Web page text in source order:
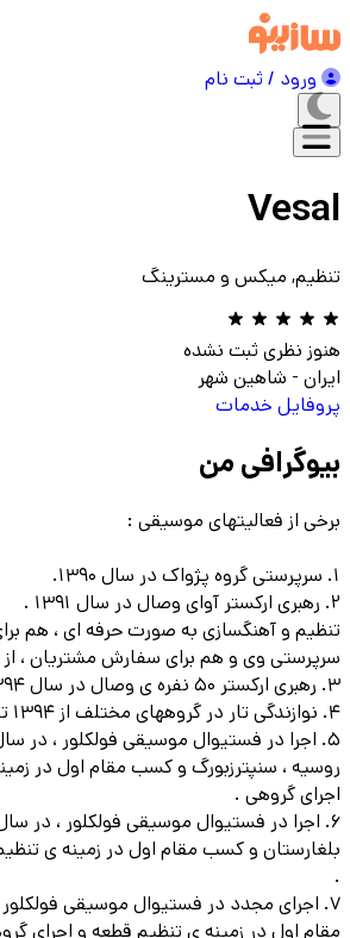
ورود / ثبت نام
Vesal
تنظیم, میکس و مسترینگ
هنوز نظری ثبت نشده
ایران - شاهین شهر
پروفایل خدمات
بیوگرافی من
برخی از فعالیتهای موسیقی :
1. سرپرستی گروه پژواک در سال 1390.
2. رهبری ارکستر آوای وصال در سال 1391 .
تنظیم و آهنگسازی به صورت حرفه ای ، هم
سرپرستی وی و هم برای سفارش مشتریان ، از سال 1394 تا به
3. رهبری ارکستر 50 نفره ی وصال در سال 1394 تا 1397 .
4. نوازندگی تار در گروههای مختلف از 1394 تا به امروز .
روسیه ، سنپترزبورگ و کسب مقام اول در
اجرای گروهی .
بلغارستان و کسب مقام اول در زمینه ی
.
مقام اول در زمینه ی تنظیم قطعه و اجرای